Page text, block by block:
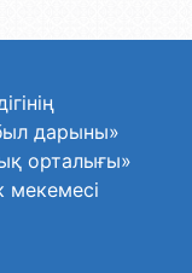
дарыны»
орталығы»
мекемесі